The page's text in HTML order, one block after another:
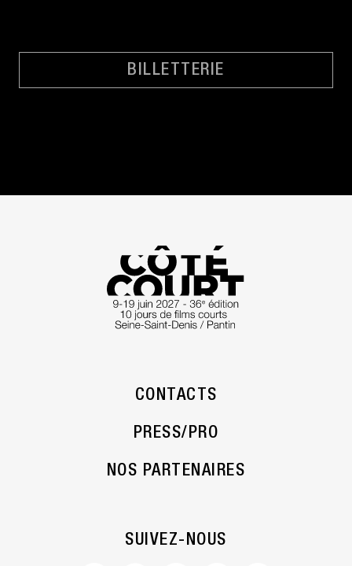
BILLETTERIE
CONTACTS
PRESS/PRO
NOS PARTENAIRES
SUIVEZ-NOUS